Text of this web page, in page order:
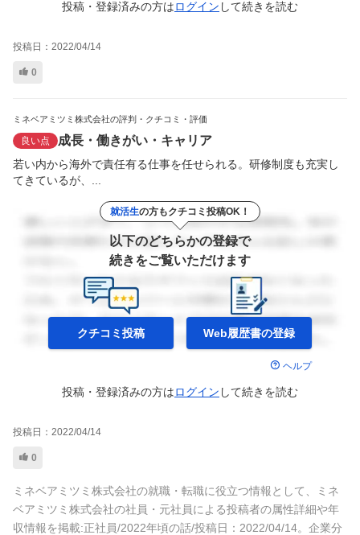
投稿・登録済みの方はログイン して続きを読む
投稿日： 2022/04/14
0
ミネベアミツミ株式会社の評判・クチコミ・評価
良い点 成長・働きがい・キャリア
若い内から海外で責任有る仕事を任せられる。研修制度も充実し
てきているが、...
就活生の方もクチコミ投稿OK！
以下のどちらかの登録で
続きをご覧いただけます
クチコミ投稿 Web履歴書の登録
ヘルプ
投稿・登録済みの方はログイン して続きを読む
投稿日： 2022/04/14
0
ミネベアミツミ株式会社の就職・転職に役立つ情報として、ミネ
ベアミツミ株式会社の社員・元社員による投稿者の属性詳細や年
収情報を掲載:正社員/2022年頃の話/投稿日：2022/04/14。企業分